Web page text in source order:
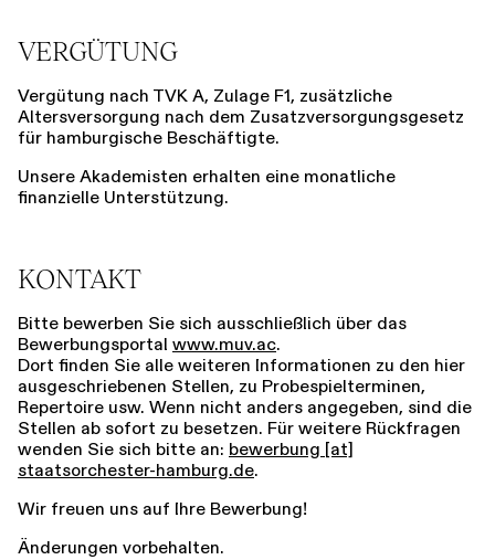
VERGÜTUNG
Vergütung nach TVK A, Zulage F1, zusätzliche
Altersversorgung nach dem Zusatzversorgungsgesetz
für hamburgische Beschäftigte.
Unsere Akademisten erhalten eine monatliche
finanzielle Unterstützung.
KONTAKT
Bitte bewerben Sie sich ausschließlich über das
Bewerbungsportal www.muv.ac.
Dort finden Sie alle weiteren Informationen zu den hier
ausgeschriebenen Stellen, zu Probespielterminen,
Repertoire usw. Wenn nicht anders angegeben, sind die
Stellen ab sofort zu besetzen. Für weitere Rückfragen
wenden Sie sich bitte an: bewerbung [​at​]
staatsorchester-hamburg.de.
Wir freuen uns auf Ihre Bewerbung!
Änderungen vorbehalten.